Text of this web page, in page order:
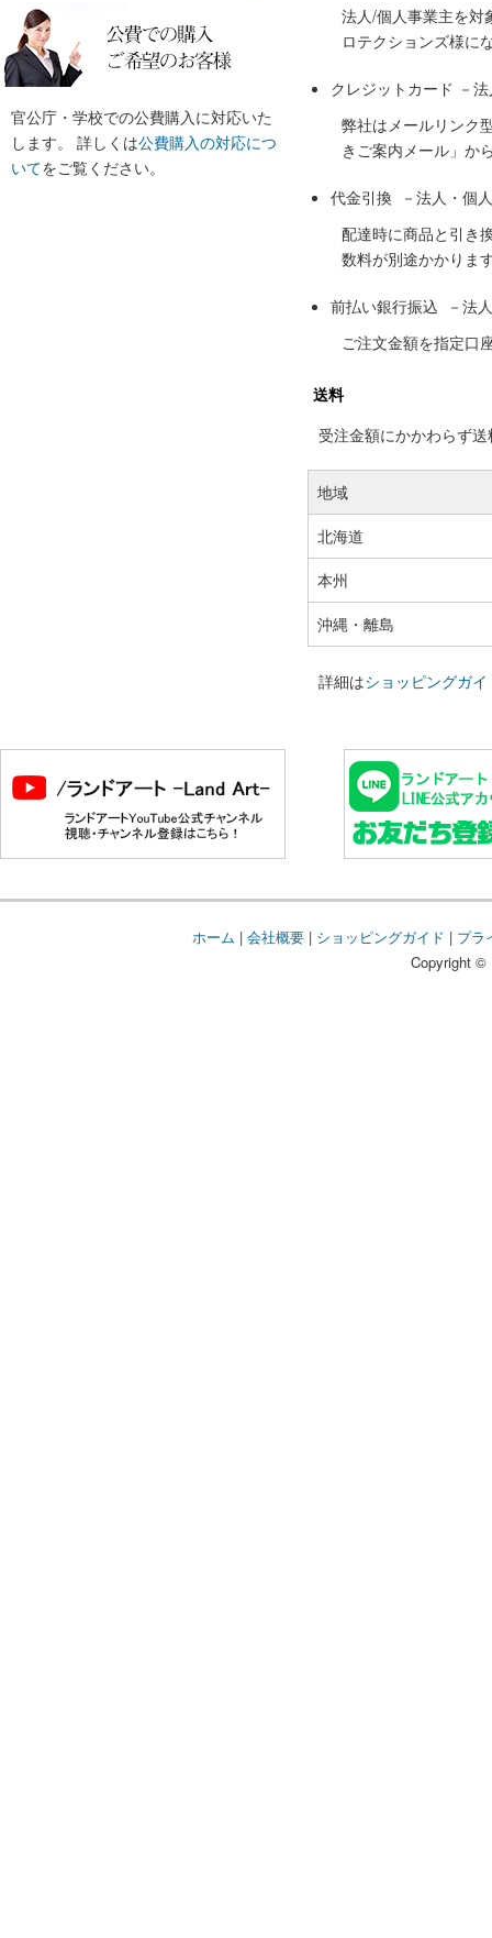
官公庁・学校での公費購入に対応いた
します。 詳しくは公費購入の対応につ
いてをご覧ください。
法人/個人事業主を対
ロテクションズ様に
クレジットカード －
弊社はメールリンク
きご案内メール」か
代金引換 －法人・個
配達時に商品と引き
数料が別途かかりま
前払い銀行振込 －法
ご注文金額を指定口
送料
受注金額にかかわらず
地域
北海道
本州
沖縄・離島
詳細はショッピングガイ
ホーム | 会社概要| ショッピングガイド | プラ
Copyright ©